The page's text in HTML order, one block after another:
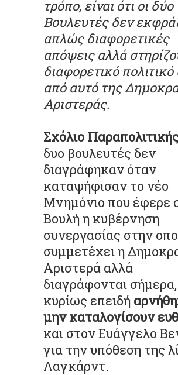
τρόπο, είναι ότι οι δύο
Βουλευτές δεν
απλώς διαφορετικές
απόψεις αλλά
διαφορετικό πολιτικό
από αυτό της
Αριστεράς.
Σχόλιο
δυο βουλευτές δεν
διαγράφηκαν όταν
καταψήφισαν το νέο
Μνημόνιο που έφερε
Βουλή η κυβέρνηση
συνεργασίας στην
συμμετέχει η
Αριστερά αλλά
διαγράφονται σήμερα,
κυρίως επειδή
μην καταλογίσουν
και στον Ευάγγελο
για την υπόθεση της
Λαγκάρντ.